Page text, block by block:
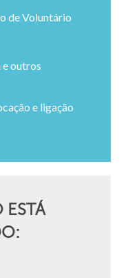
de Voluntário
outros
e ligação